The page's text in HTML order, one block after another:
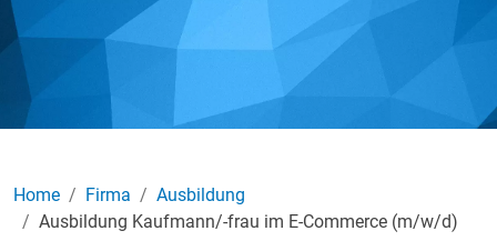
Home Firma
Ausbildung
Ausbildung Kaufmann/-frau im E-Commerce (m/w/d)